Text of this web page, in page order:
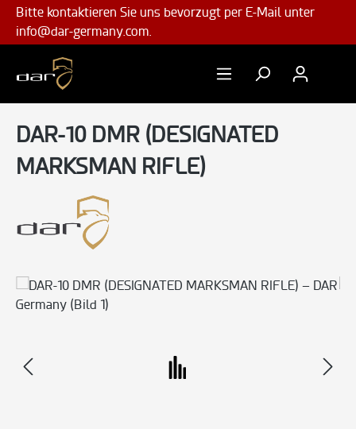
Zum Hauptinhalt springen
Bitte kontaktieren Sie uns bevorzugt per E-Mail unter
info@dar-germany.com.
Katalog
DAR-10 DMR (DESIGNATED
MARKSMAN RIFLE)
Bildergalerie überspringen